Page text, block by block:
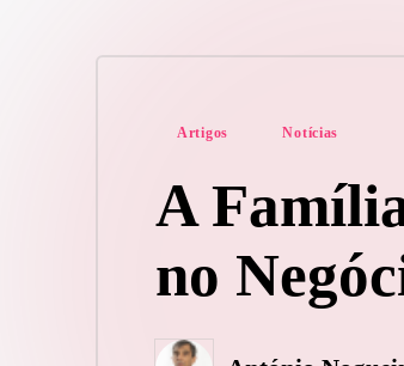
i
Posted
Artigos Notícias
A
no